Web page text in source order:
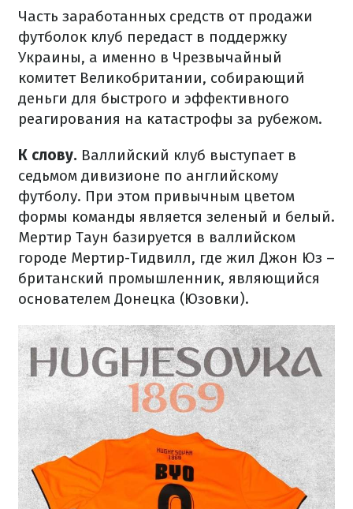
Часть заработанных средств от продажи
футболок клуб передаст в поддержку
Украины, а именно в Чрезвычайный
комитет Великобритании, собирающий
деньги для быстрого и эффективного
реагирования на катастрофы за рубежом.
К слову. Валлийский клуб выступает в
седьмом дивизионе по английскому
футболу. При этом привычным цветом
формы команды является зеленый и белый.
Мертир Таун базируется в валлийском
городе Мертир-Тидвилл, где жил Джон Юз –
британский промышленник, являющийся
основателем Донецка (Юзовки).